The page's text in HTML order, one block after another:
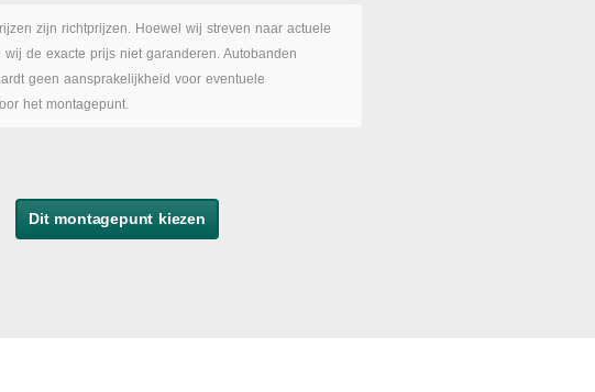
zijn richtprijzen. Hoewel wij streven naar actuele
wij de exacte prijs niet garanderen. Autobanden
geen aansprakelijkheid voor eventuele
het montagepunt.
Dit montagepunt kiezen